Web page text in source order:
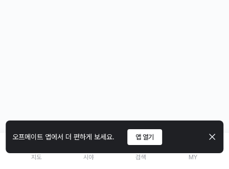
오프메이트 앱에서 더 편하게 보세요. 앱 열기
지도 시야 검색 MY